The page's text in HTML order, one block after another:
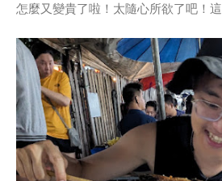
怎麼又變貴了啦！太隨心所欲了吧！這